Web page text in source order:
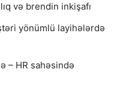
və brendin inkişafı
yönümlü layihələrdə
– HR sahəsində